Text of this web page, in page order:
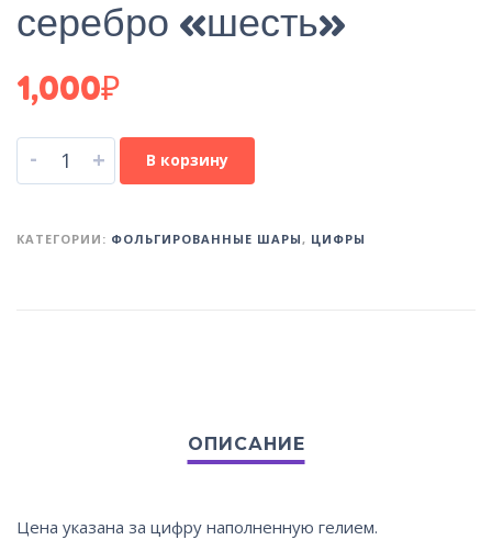
серебро «шесть»
1,000₽
- + В корзину
КАТЕГОРИИ: ФОЛЬГИРОВАННЫЕ ШАРЫ, ЦИФРЫ
Цена указана за цифру наполненную гелием.